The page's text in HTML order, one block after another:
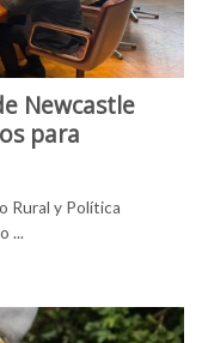
Newcastle
para
Rural y Política
...